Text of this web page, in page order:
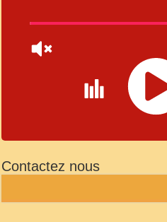
PLAYER
and
Contactez nous